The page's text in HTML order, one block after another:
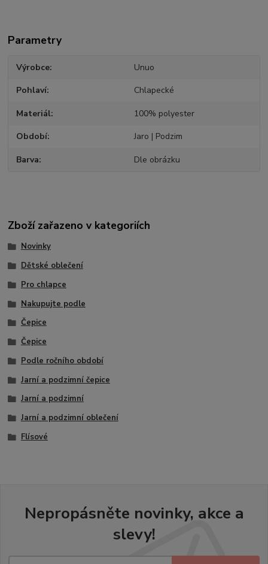
Parametry
Výrobce Unuo
Pohlaví Chlapecké
Materiál 100% polyester
Období Jaro | Podzim
Barva Dle obrázku
Zboží zařazeno v kategoriích
Novinky
Dětské oblečení
Pro chlapce
Nakupujte podle
Čepice
Čepice
Podle ročního období
Jarní a podzimní čepice
Jarní a podzimní
Jarní a podzimní oblečení
Flísové
Nepropásněte novinky, akce a
slevy!